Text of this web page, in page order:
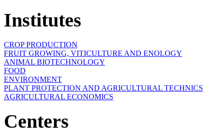
Institutes
CROP PRODUCTION
FRUIT GROWING, VITICULTURE AND ENOLOGY
ANIMAL BIOTECHNOLOGY
FOOD
ENVIRONMENT
PLANT PROTECTION AND AGRICULTURAL TECHNICS
AGRICULTURAL ECONOMICS
Centers